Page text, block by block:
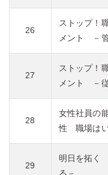
26
ストップ！
メント －
27
ストップ！
メント －
28
女性社員の
性 職場は
29
明日を拓く